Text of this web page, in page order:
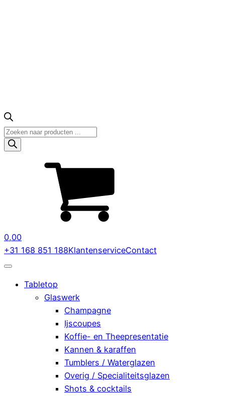
Producten
zoeken
0,00
+31 168 851 188KlantenserviceContact
Tabletop
Glaswerk
Champagne
Ijscoupes
Koffie- en Theepresentatie
Kannen & karaffen
Tumblers / Waterglazen
Overig / Specialiteitsglazen
Shots & cocktails